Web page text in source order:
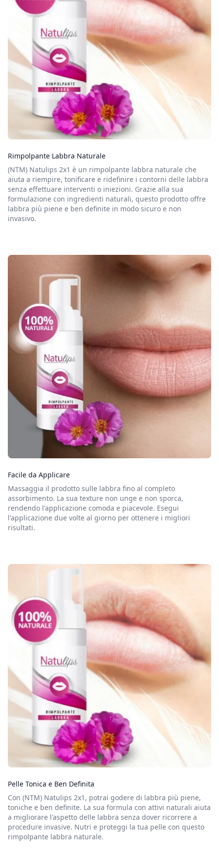
Rimpolpante Labbra Naturale
(NTM) Natulips 2x1 è un rimpolpante labbra naturale che
aiuta a riempire, tonificare e ridefinire i contorni delle labbra
senza effettuare interventi o iniezioni. Grazie alla sua
formulazione con ingredienti naturali, questo prodotto offre
labbra più piene e ben definite in modo sicuro e non
invasivo.
Facile da Applicare
Massaggia il prodotto sulle labbra fino al completo
assorbimento. La sua texture non unge e non sporca,
rendendo l'applicazione comoda e piacevole. Esegui
l'applicazione due volte al giorno per ottenere i migliori
risultati.
Pelle Tonica e Ben Definita
Con (NTM) Natulips 2x1, potrai godere di labbra più piene,
toniche e ben definite. La sua formula con attivi naturali aiuta
a migliorare l'aspetto delle labbra senza dover ricorrere a
procedure invasive. Nutri e proteggi la tua pelle con questo
rimpolpante labbra naturale.